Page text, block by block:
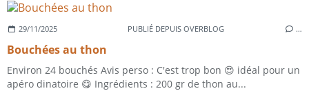
29/11/2025 PUBLIÉ DEPUIS OVERBLOG …
Bouchées au thon
Environ 24 bouchés Avis perso : C'est trop bon 😍 idéal pour un
apéro dinatoire 😋 Ingrédients : 200 gr de thon au...